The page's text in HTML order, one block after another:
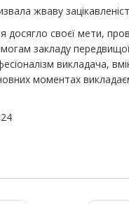
жваву
досягло своєї мети,
закладу
викладача,
моментах